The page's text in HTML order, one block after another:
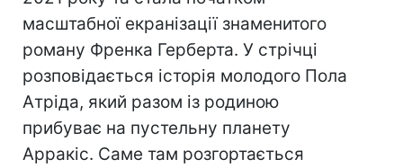
масштабної екранізації знаменитого
роману Френка Герберта. У стрічці
розповідається історія молодого Пола
Атріда, який разом із родиною
прибуває на пустельну планету
Арракіс. Саме там розгортається